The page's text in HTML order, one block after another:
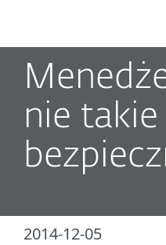
nie takie
2014-12-05